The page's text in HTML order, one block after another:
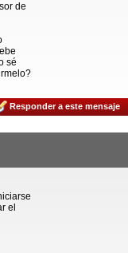
de
sé
Responder a este mensaje
el